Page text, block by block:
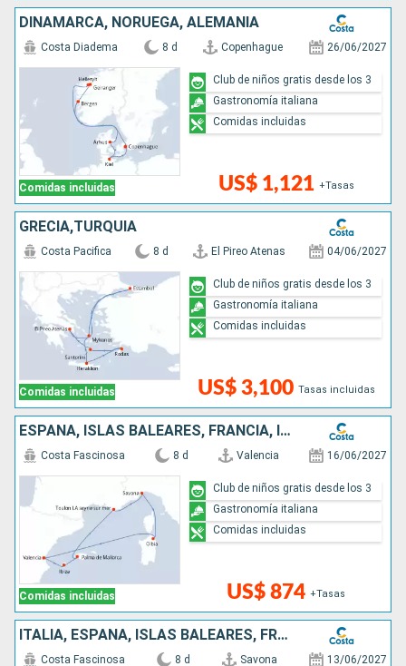
DINAMARCA, NORUEGA, ALEMANIA
Comidas incluidas
Costa Diadema 8 d Copenhague 26/06/2027
US$ 1,121 +Tasas
Club de niños gratis desde los 3
Gastronomía italiana
Comidas incluidas
GRECIA,TURQUÍA
Comidas incluidas
Costa Pacifica 8 d El Pireo Atenas 04/06/2027
US$ 3,100 Tasas incluidas
Club de niños gratis desde los 3
Gastronomía italiana
Comidas incluidas
ESPAÑA, ISLAS BALEARES, FRANCIA, ITALIA
Comidas incluidas
Costa Fascinosa 8 d Valencia 16/06/2027
US$ 874 +Tasas
Club de niños gratis desde los 3
Gastronomía italiana
Comidas incluidas
ITALIA, ESPAÑA, ISLAS BALEARES, FRANCIA
Costa Fascinosa 8 d Savona 13/06/2027